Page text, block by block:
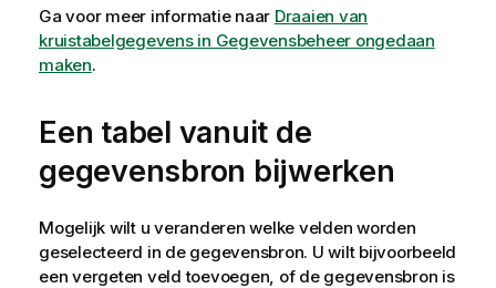
Ga voor meer informatie naar Draaien van
kruistabelgegevens in Gegevensbeheer ongedaan
maken.
Een tabel vanuit de
gegevensbron bijwerken
Mogelijk wilt u veranderen welke velden worden
geselecteerd in de gegevensbron. U wilt bijvoorbeeld
een vergeten veld toevoegen, of de gegevensbron is